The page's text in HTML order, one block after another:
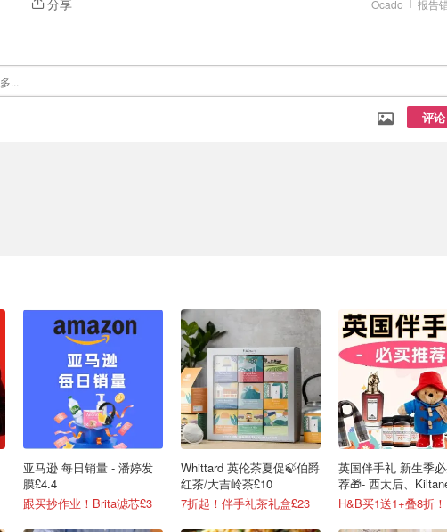
报告
Ocado
分享
评论
亚马逊 每日销量 - 潘婷发
膜£4.4
跟买抄作业！Brita滤芯£3
Whittard 英伦茶夏促🍃伯爵
红茶/大吉岭茶£10
7折起！伴手礼茶礼盒£23
英国伴手礼 新生季
荐🎁- 西太后、
巾、Burberry
H&B买1送1+叠8折！